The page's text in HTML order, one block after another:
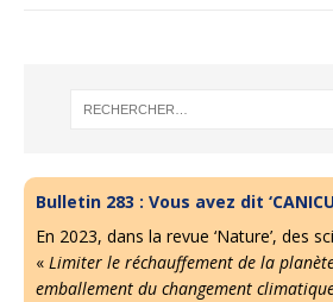
Bulletin 283 : Vous avez dit
En 2023, dans la revue ‘Nature’, des
« Limiter le réchauffement de la
emballement du changement